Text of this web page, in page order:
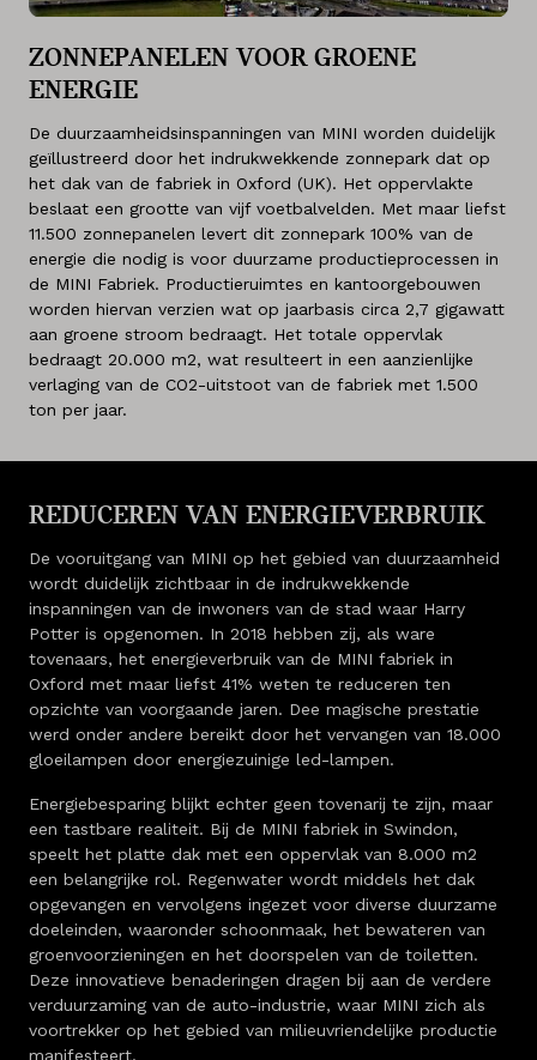
ZONNEPANELEN VOOR GROENE
ENERGIE
De duurzaamheidsinspanningen van MINI worden duidelijk
geïllustreerd door het indrukwekkende zonnepark dat op
het dak van de fabriek in Oxford (UK). Het oppervlakte
beslaat een grootte van vijf voetbalvelden. Met maar liefst
11.500 zonnepanelen levert dit zonnepark 100% van de
energie die nodig is voor duurzame productieprocessen in
de MINI Fabriek. Productieruimtes en kantoorgebouwen
worden hiervan verzien wat op jaarbasis circa 2,7 gigawatt
aan groene stroom bedraagt. Het totale oppervlak
bedraagt 20.000 m2, wat resulteert in een aanzienlijke
verlaging van de CO2-uitstoot van de fabriek met 1.500
ton per jaar.
REDUCEREN VAN ENERGIEVERBRUIK
De vooruitgang van MINI op het gebied van duurzaamheid
wordt duidelijk zichtbaar in de indrukwekkende
inspanningen van de inwoners van de stad waar Harry
Potter is opgenomen. In 2018 hebben zij, als ware
tovenaars, het energieverbruik van de MINI fabriek in
Oxford met maar liefst 41% weten te reduceren ten
opzichte van voorgaande jaren. Dee magische prestatie
werd onder andere bereikt door het vervangen van 18.000
gloeilampen door energiezuinige led-lampen.
Energiebesparing blijkt echter geen tovenarij te zijn, maar
een tastbare realiteit. Bij de MINI fabriek in Swindon,
speelt het platte dak met een oppervlak van 8.000 m2
een belangrijke rol. Regenwater wordt middels het dak
opgevangen en vervolgens ingezet voor diverse duurzame
doeleinden, waaronder schoonmaak, het bewateren van
groenvoorzieningen en het doorspelen van de toiletten.
Deze innovatieve benaderingen dragen bij aan de verdere
verduurzaming van de auto-industrie, waar MINI zich als
voortrekker op het gebied van milieuvriendelijke productie
manifesteert.